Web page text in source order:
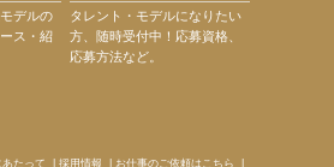
デルの
ス・紹
タレント・モデルになりたい
方、随時受付中！応募資格、
応募方法など。
あたって 採用情報 お仕事のご依頼はこちら